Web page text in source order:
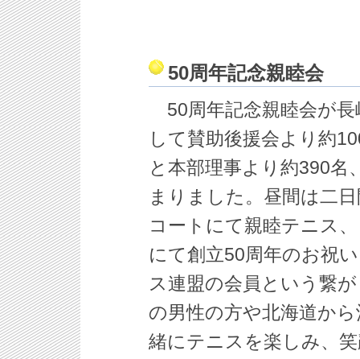
50周年記念親睦会
50周年記念親睦会が長
して賛助後援会より約
と本部理事より約390名
まりました。昼間は二
コートにて親睦テニス
にて創立50周年のお祝
ス連盟の会員という繋
の男性の方や北海道か
緒にテニスを楽しみ、